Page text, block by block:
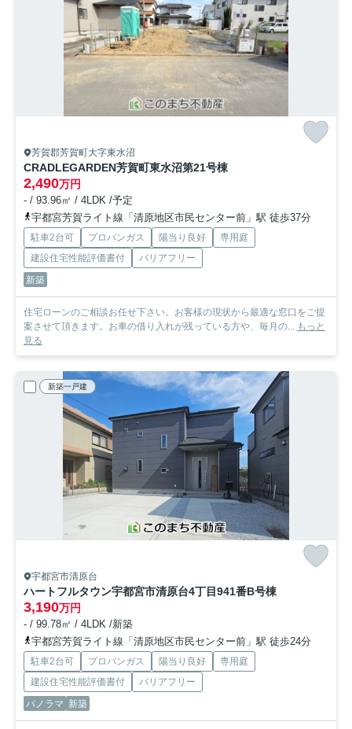
芳賀郡芳賀町大字東水沼
CRADLEGARDEN芳賀町東水沼第21号棟
2,490万円
- / 93.96㎡ / 4LDK /予定
宇都宮芳賀ライト線「清原地区市民センター前」駅 徒歩37分
駐車2台可 プロパンガス 陽当り良好
専用庭
建設住宅性能評価書付
バリアフリー
新築
住宅ローンのご相談お任せ下さい。お客様の現状から最適な窓口をご提
案させて頂きます。お車の借り入れが残っている方や、毎月の...
もっと
見る
新築一戸建
宇都宮市清原台
ハートフルタウン宇都宮市清原台4丁目941番B号棟
3,190万円
- / 99.78㎡ / 4LDK /新築
宇都宮芳賀ライト線「清原地区市民センター前」駅 徒歩24分
駐車2台可 プロパンガス 陽当り良好
専用庭
建設住宅性能評価書付
バリアフリー
パノラマ 新築